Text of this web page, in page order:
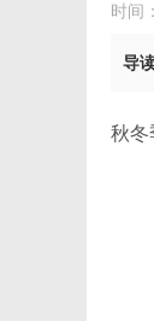
时间
导
秋冬